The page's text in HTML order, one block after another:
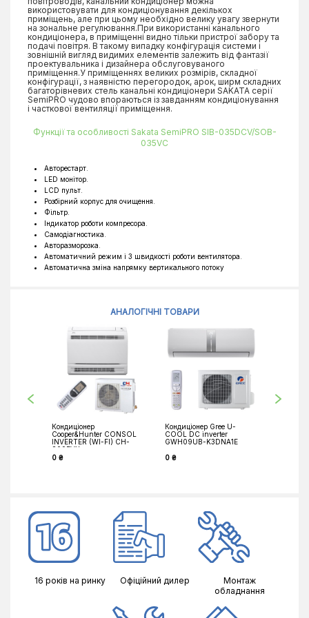
використовувати для кондиціонування декількох
приміщень, але при цьому необхідно велику увагу звернути
на зональне регулювання.При використанні канального
кондиціонера, в приміщенні видно тільки пристрої забору та
подачі повітря. В такому випадку конфігурація системи і
зовнішній вигляд видимих елементів залежить від фантазії
проектувальника і дизайнера обслуговуваного
приміщення.У приміщеннях великих розмірів, складної
конфігурації, з наявністю перегородок, арок, ширм складних
багаторівневих стель канальні кондиціонери SAKATA серії
SemiPRO чудово впораються із завданням кондиціонування
і часткової вентиляції приміщення.
Функції та особливості Sakata SemiPRO SIB-035DCV/SOB-
035VC
Авторестарт.
LED монітор.
LCD пульт.
Розбірний корпус для очищення.
Фільтр.
Індикатор роботи компресора.
Самодіагностика.
Авторазморозка.
Автоматичний режим і 3 швидкості роботи вентилятора.
Автоматична зміна напрямку вертикального потоку
АНАЛОГІЧНІ ТОВАРИ
Кондиціонер
Cooper&Hunter CONSOL
INVERTER (WI-FI) CH-
S09FVX
0 ₴
Кондиціонер Gree U-
COOL DC inverter
GWH09UB-K3DNA1E
0 ₴
16 років на ринку Офіційний дилер
Монтаж
обладнання